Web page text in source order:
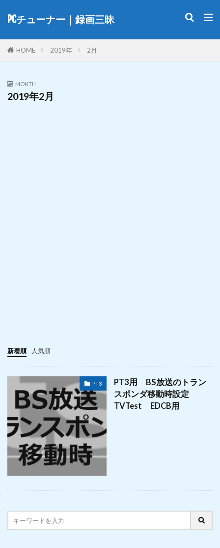
PCチューナー｜録画三昧
HOME 2019年 2月
MONTH
2019年2月
新着順 人気順
PT3
PT3用 BS放送のトラン
スポンダ移動時設定
TVTest EDCB用